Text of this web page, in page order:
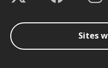
Sites